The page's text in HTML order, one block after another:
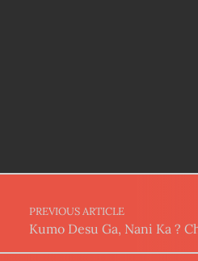
Post navigation
PREVIOUS ARTICLE
Kumo Desu Ga, Nani Ka ?